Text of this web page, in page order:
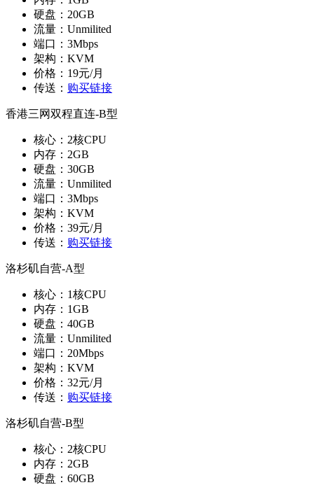
硬盘：20GB
流量：Unmilited
端口：3Mbps
架构：KVM
价格：19元/月
传送： 购买链接
香港三网双程直连-B型
核心：2核CPU
内存：2GB
硬盘：30GB
流量：Unmilited
端口：3Mbps
架构：KVM
价格：39元/月
传送： 购买链接
洛杉矶自营-A型
核心：1核CPU
内存：1GB
硬盘：40GB
流量：Unmilited
端口：20Mbps
架构：KVM
价格：32元/月
传送： 购买链接
洛杉矶自营-B型
核心：2核CPU
内存：2GB
硬盘：60GB